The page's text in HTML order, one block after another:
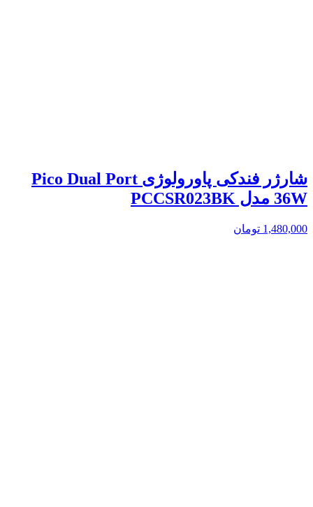
شارژر فندکی پاورولوژی Pico Dual Port
36W مدل PCCSR023BK
1,480,000 تومان